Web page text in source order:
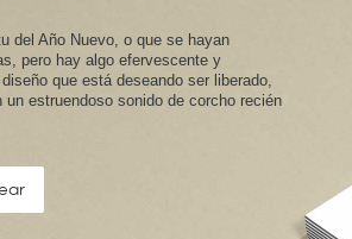
del Año Nuevo, o que se hayan
pero hay algo efervescente y
que está deseando ser liberado,
un estruendoso sonido de corcho recién